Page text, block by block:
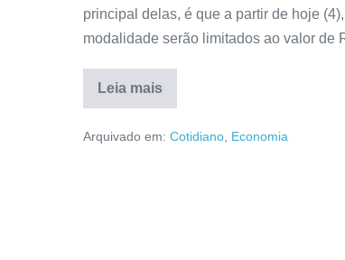
principal delas, é que a partir de hoje
modalidade serão limitados ao valor de
Leia mais
Arquivado em: Cotidiano, Economia